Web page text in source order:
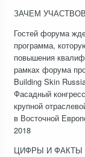
ЗАЧЕМ
Гостей форума
программа,
повышения
рамках форума
Building Skin
Фасадный
крупной
в Восточной
2018
ЦИФРЫ И ФАКТЫ